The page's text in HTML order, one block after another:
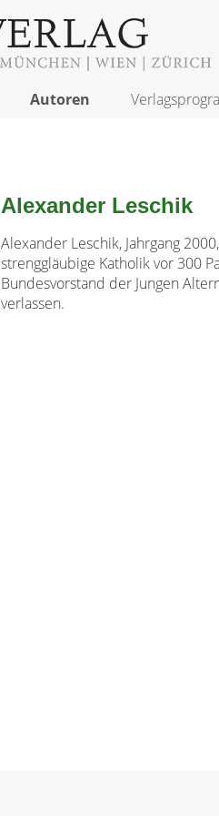
Autoren
Alexander Leschik
Alexander Leschik, Jahrgang
strenggläubige Katholik vor 300
Bundesvorstand der Jungen
verlassen.